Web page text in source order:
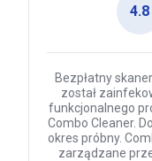
4.8
Bezpłatny
został
funkcjonalnego
Combo Cleaner.
okres próbny.
zarządzane